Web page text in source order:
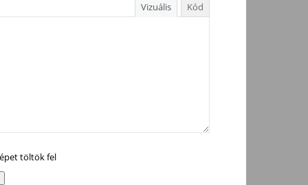
Vizuális Kód
töltök fel